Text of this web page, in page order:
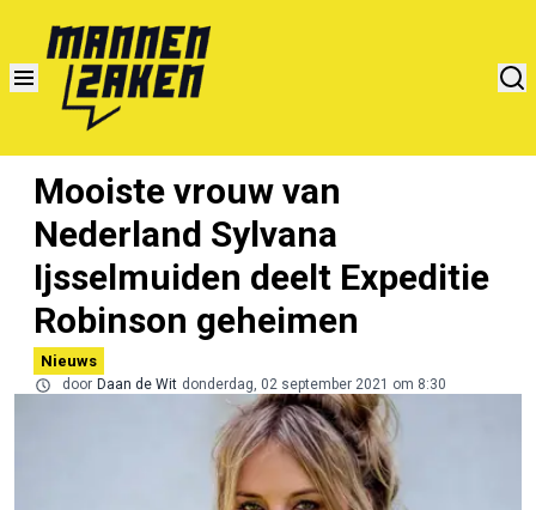
Mooiste vrouw van
Nederland Sylvana
Ijsselmuiden deelt Expeditie
Robinson geheimen
Nieuws
door Daan de Wit donderdag, 02 september 2021 om 8:30